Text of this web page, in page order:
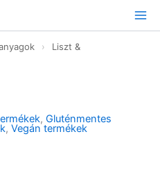
›
Liszt &
, Gluténmentes
, Vegán termékek